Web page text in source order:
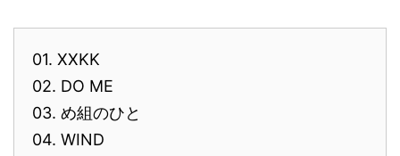
01. XXKK
02. DO ME
03. め組のひと
04. WIND